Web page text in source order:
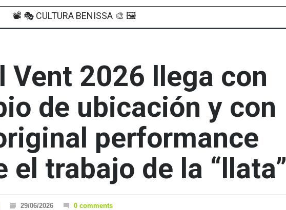
📽 🎭 CULTURA BENISSA 🎨 🖼
Vent 2026 llega con
de ubicación y con
performance
el trabajo de la “llata”
29/06/2026 0 comments